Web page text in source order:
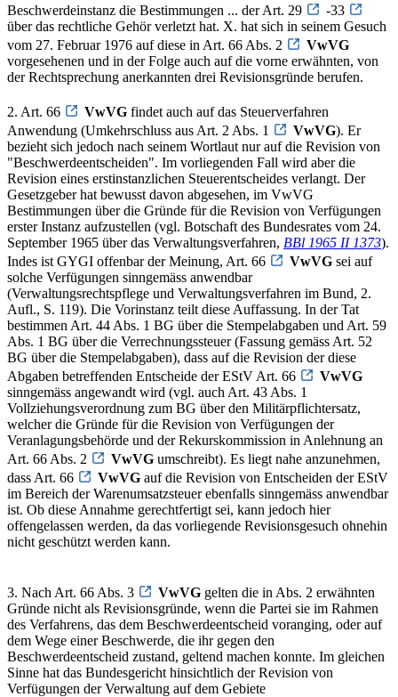
Beschwerdeinstanz die Bestimmungen ... der Art. 29
-33
über das rechtliche Gehör verletzt hat. X. hat sich in seinem Gesuch
vom 27. Februar 1976 auf diese in Art. 66 Abs. 2
VwVG
vorgesehenen und in der Folge auch auf die vorne erwähnten, von
der Rechtsprechung anerkannten drei Revisionsgründe berufen.
2. Art. 66 VwVG findet auch auf das Steuerverfahren
Anwendung (Umkehrschluss aus Art. 2 Abs. 1
VwVG). Er
bezieht sich jedoch nach seinem Wortlaut nur auf die Revision von
"Beschwerdeentscheiden". Im vorliegenden Fall wird aber die
Revision eines erstinstanzlichen Steuerentscheides verlangt. Der
Gesetzgeber hat bewusst davon abgesehen, im VwVG
Bestimmungen über die Gründe für die Revision von Verfügungen
erster Instanz aufzustellen (vgl. Botschaft des Bundesrates vom 24.
September 1965 über das Verwaltungsverfahren, BBl 1965 II 1373).
Indes ist GYGI offenbar der Meinung, Art. 66
VwVG sei auf
solche Verfügungen sinngemäss anwendbar
(Verwaltungsrechtspflege und Verwaltungsverfahren im Bund, 2.
Aufl., S. 119). Die Vorinstanz teilt diese Auffassung. In der Tat
bestimmen Art. 44 Abs. 1 BG über die Stempelabgaben und Art. 59
Abs. 1 BG über die Verrechnungssteuer (Fassung gemäss Art. 52
BG über die Stempelabgaben), dass auf die Revision der diese
Abgaben betreffenden Entscheide der EStV Art. 66
VwVG
sinngemäss angewandt wird (vgl. auch Art. 43 Abs. 1
Vollziehungsverordnung zum BG über den Militärpflichtersatz,
welcher die Gründe für die Revision von Verfügungen der
Veranlagungsbehörde und der Rekurskommission in Anlehnung an
Art. 66 Abs. 2
VwVG umschreibt). Es liegt nahe anzunehmen,
dass Art. 66
VwVG auf die Revision von Entscheiden der EStV
im Bereich der Warenumsatzsteuer ebenfalls sinngemäss anwendbar
ist. Ob diese Annahme gerechtfertigt sei, kann jedoch hier
offengelassen werden, da das vorliegende Revisionsgesuch ohnehin
nicht geschützt werden kann.
3. Nach Art. 66 Abs. 3 VwVG gelten die in Abs. 2 erwähnten
Gründe nicht als Revisionsgründe, wenn die Partei sie im Rahmen
des Verfahrens, das dem Beschwerdeentscheid voranging, oder auf
dem Wege einer Beschwerde, die ihr gegen den
Beschwerdeentscheid zustand, geltend machen konnte. Im gleichen
Sinne hat das Bundesgericht hinsichtlich der Revision von
Verfügungen der Verwaltung auf dem Gebiete